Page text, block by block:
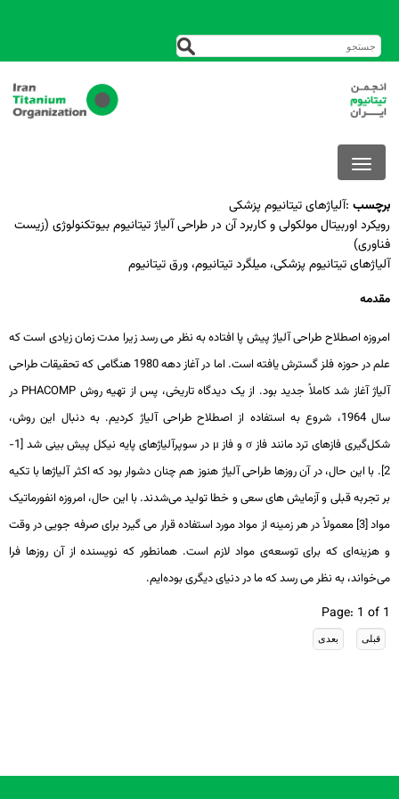
برچسب :آلیاژهای تیتانیوم پزشکی
رویکرد اوربیتال مولکولی و کاربرد آن در طراحی آلیاژ تیتانیوم بیوتکنولوژی (زیست
فناوری)
آلیاژهای تیتانیوم پزشکی، میلگرد تیتانیوم، ورق تیتانیوم
مقدمه
امروزه اصطلاح طراحی آلیاژ پیش پا افتاده به نظر می رسد زیرا مدت زمان زیادی است که
علم در حوزه فلز گسترش یافته است. اما در آغاز دهه 1980 هنگامی که تحقیقات طراحی
آلیاژ آغاز شد کاملاً جدید بود. از یک دیدگاه تاریخی، پس از تهیه روش PHACOMP در
سال 1964، شروع به استفاده از اصطلاح طراحی آلیاژ کردیم. به دنبال این روش،
شکل‌گیری فازهای ترد مانند فازσ و فازμ
در سوپرآلیاژهای پایه نیکل پیش بینی شد [1-
2]. با این حال، در آن روزها طراحی آلیاژ هنوز هم چنان دشوار بود که اکثر آلیاژها با تکیه
بر تجربه قبلی و آزمایش های سعی و خطا تولید می‌شدند. با این حال، امروزه انفورماتیک
مواد [3] معمولاً در هر زمینه از مواد مورد استفاده قرار می گیرد برای صرفه جویی در وقت
و هزینه‌ای که برای توسعه‌ی مواد لازم است. همانطور که نویسنده از آن روزها فرا
می‌خواند، به نظر می رسد که ما در دنیای دیگری بوده‌ایم.
Page: 1 of 1